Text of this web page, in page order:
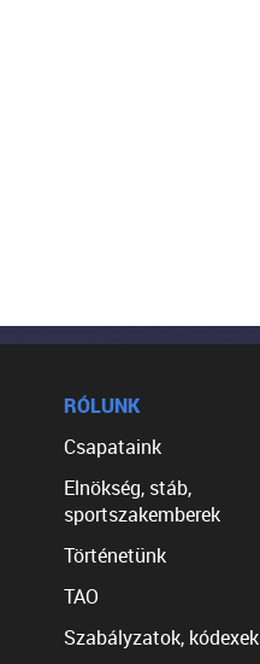
RÓLUNK
Csapataink
Elnökség, stáb,
sportszakemberek
Történetünk
TAO
Szabályzatok, kódexek